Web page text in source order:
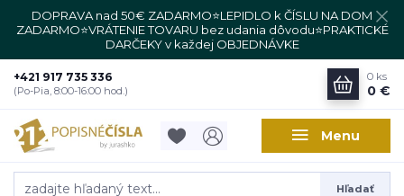
DOPRAVA nad 50€ ZADARMO⭐LEPIDLO k ČÍSLU NA DOM
ZADARMO⭐VRÁTENIE TOVARU bez udania dôvodu⭐PRAKTICKÉ
DARČEKY v každej OBJEDNÁVKE
Menu
Hľadať
+421 917 735 336
(Po-Pia, 8:00-16:00 hod.)
0 ks
0 €